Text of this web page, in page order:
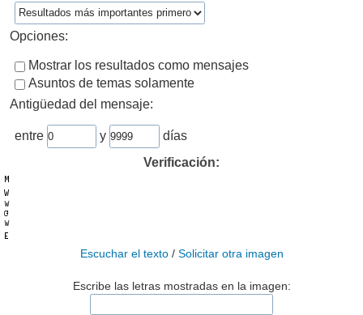
Opciones:
Mostrar los resultados como mensajes
Asuntos de temas solamente
Antigüedad del mensaje:
entre y
días
Verificación:
Escuchar el texto/ Solicitar otra imagen
Escribe las letras mostradas en la imagen: